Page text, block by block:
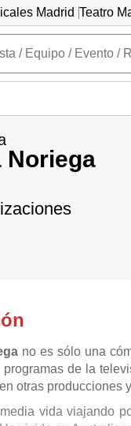
Madrid Teatro
Noriega
no es sólo una
programas de la
otras producciones
vida viajando